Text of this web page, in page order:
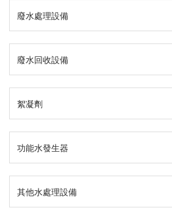
廢水處理設備
廢水回收設備
絮凝劑
功能水發生器
其他水處理設備